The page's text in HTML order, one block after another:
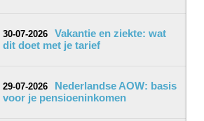
30-07-2026
Vakantie en ziekte: wat
dit doet met je tarief
29-07-2026
Nederlandse AOW: basis
voor je pensioeninkomen